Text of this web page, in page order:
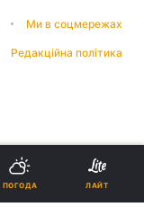
Ми в соцмережах
Редакційна політика
ПОГОДА ЛАЙТ